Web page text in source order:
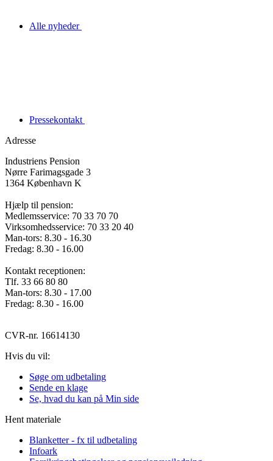
Alle nyheder
Pressekontakt
Adresse
Industriens Pension
Nørre Farimagsgade 3
1364 København K
Hjælp til pension:
Medlemsservice: 70 33 70 70
Virksomhedsservice: 70 33 20 40
Man-tors: 8.30 - 16.30
Fredag: 8.30 - 16.00
Kontakt receptionen:
Tlf. 33 66 80 80
Man-tors: 8.30 - 17.00
Fredag: 8.30 - 16.00
CVR-nr. 16614130
Hvis du vil:
Søge om udbetaling
Sende en klage
Se, hvad du kan på Min side
Hent materiale
Blanketter - fx til udbetaling
Infoark